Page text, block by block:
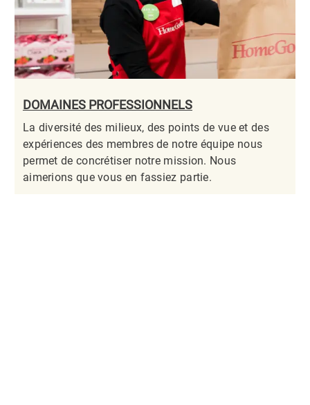
DOMAINES PROFESSIONNELS
La diversité des milieux, des points de vue et des
expériences des membres de notre équipe nous
permet de concrétiser notre mission. Nous
aimerions que vous en fassiez partie.​​​​​​​